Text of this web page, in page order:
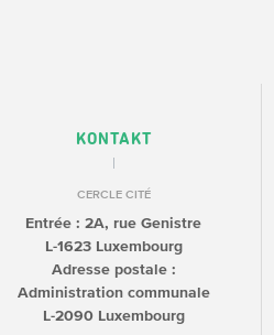
KONTAKT
CERCLE CITÉ
Entrée : 2A, rue Genistre
L-1623 Luxembourg
Adresse postale :
Administration communale
L-2090 Luxembourg